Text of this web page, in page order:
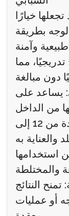
خيارًا
بطريقة
مما
يساعد على
نتائج طويلة الأمد: تدوم النتائج عادة من 12 إلى
استخدامها
النتائج
أو عمليات